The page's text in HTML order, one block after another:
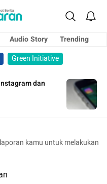
Audio Story
Trending
Green Initiative
dan
kamu untuk melakukan